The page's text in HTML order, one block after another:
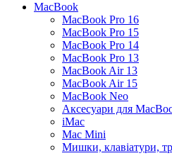
MacBook
MacBook Pro 16
MacBook Pro 15
MacBook Pro 14
MacBook Pro 13
MacBook Air 13
MacBook Air 15
MacBook Neo
Аксесуари для
iMac
Mac Mini
Мишки, клавіатури,